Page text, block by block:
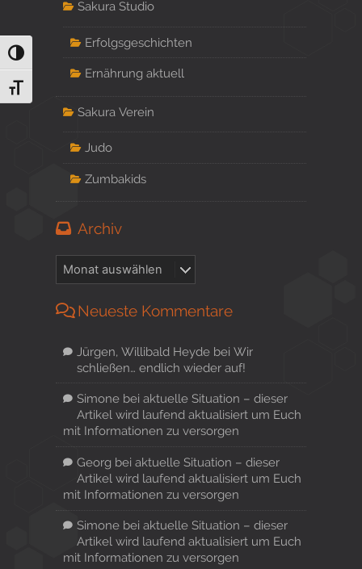
Umschalten auf hohe Kontraste
Schrift vergrößern
Sakura Studio
Erfolgsgeschichten
Ernährung aktuell
Sakura Verein
Judo
Zumbakids
Archiv
Neueste Kommentare
Jürgen, Willibald Heydebei Wir
schließen… endlich wieder auf!
Simonebei aktuelle Situation – dieser
Artikel wird laufend aktualisiert um Euch
mit Informationen zu versorgen
Georg bei aktuelle Situation – dieser
Artikel wird laufend aktualisiert um Euch
mit Informationen zu versorgen
Simonebei aktuelle Situation – dieser
Artikel wird laufend aktualisiert um Euch
mit Informationen zu versorgen